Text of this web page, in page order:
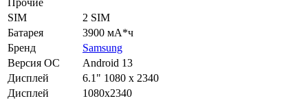
Прочие
SIM
2 SIM
Батарея
3900 мА*ч
Бренд
Samsung
Версия ОС
Android 13
Дисплей
6.1" 1080 x 2340
Дисплей
1080х2340